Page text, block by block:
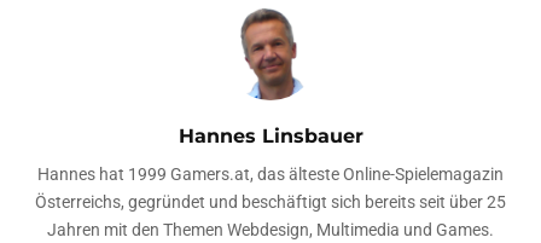
Hannes Linsbauer
Hannes hat 1999 Gamers.at, das älteste Online-Spielemagazin
Österreichs, gegründet und beschäftigt sich bereits seit über 25
Jahren mit den Themen Webdesign, Multimedia und Games.